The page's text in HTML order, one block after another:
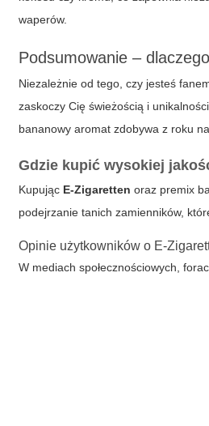
waperów.
Podsumowanie –
Niezależnie od tego, czy jesteś
zaskoczy Cię świeżością i
bananowy aromat zdobywa z roku
Gdzie kupić wysokiej
Kupując E-Zigaretten oraz premix
podejrzanie tanich zamienników,
Opinie użytkowników o E-
W mediach społecznościowych,